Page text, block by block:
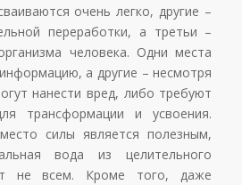
очень легко, другие –
переработки, а третьи –
человека. Одни места
а другие – несмотря
нанести вред, либо требуют
трансформации и усвоения.
силы является полезным,
вода из целительного
не всем. Кроме того, даже